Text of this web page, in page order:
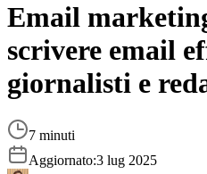
Email
scrivere email
giornalisti e
7 minuti
Aggiornato:3 lug 2025